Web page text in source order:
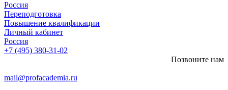
Россия
Переподготовка
Повышение квалификации
Личный кабинет
Россия
+7 (495) 380-31-02
Позвоните нам
mail@profacademia.ru